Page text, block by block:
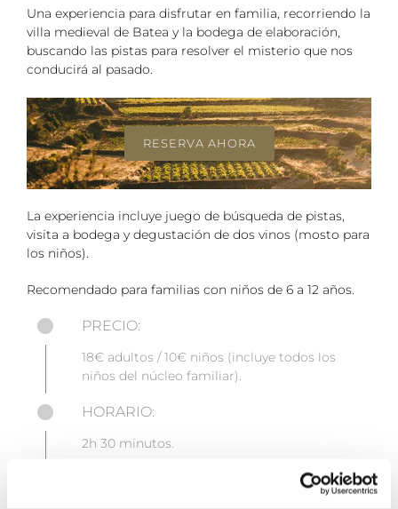
Una experiencia para disfrutar en familia, recorriendo la
villa medieval de Batea y la bodega de elaboración,
buscando las pistas para resolver el misterio que nos
conducirá al pasado.
RESERVA AHORA
La experiencia incluye juego de búsqueda de pistas,
visita a bodega y degustación de dos vinos (mosto para
los niños).
Recomendado para familias con niños de 6 a 12 años.
PRECIO:
18€ adultos / 10€ niños (incluye todos los
niños del núcleo familiar).
HORARIO:
2h 30 minutos.
Bajo disponibilidad y con reserva previa.